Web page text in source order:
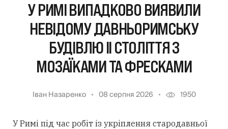
У РИМІ ВИПАДКОВО ВИЯВИЛИ
НЕВІДОМУ ДАВНЬОРИМСЬКУ
БУДІВЛЮ II СТОЛІТТЯ З
МОЗАЇКАМИ ТА ФРЕСКАМИ
Іван Назаренко 08 серпня 2026 1950
У Римі під час робіт із укріплення стародавньої